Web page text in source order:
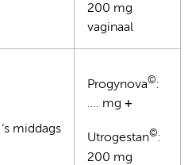
200 mg
vaginaal
‘s middags
Progynova©:
…. mg +
Utrogestan©:
200 mg